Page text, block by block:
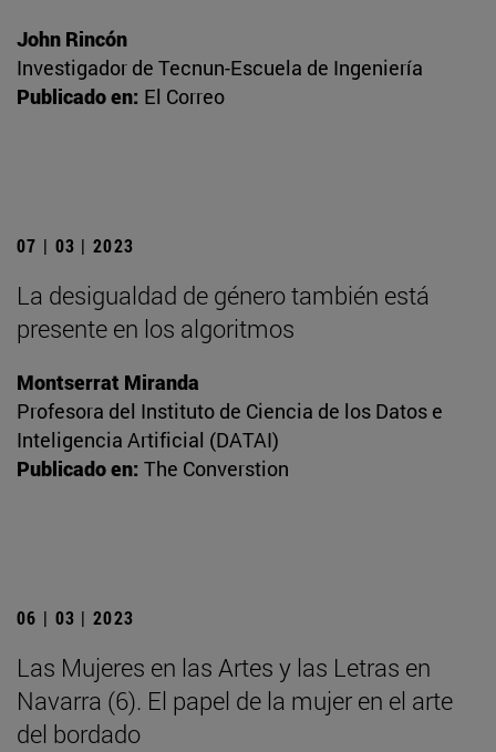
John Rincón
Investigador de Tecnun-Escuela de Ingeniería
Publicado en: El Correo
07 | 03 | 2023
La desigualdad de género también está
presente en los algoritmos
Montserrat Miranda
Profesora del Instituto de Ciencia de los Datos e
Inteligencia Artificial (DATAI)
Publicado en: The Converstion
06 | 03 | 2023
Las Mujeres en las Artes y las Letras en
Navarra (6). El papel de la mujer en el arte
del bordado